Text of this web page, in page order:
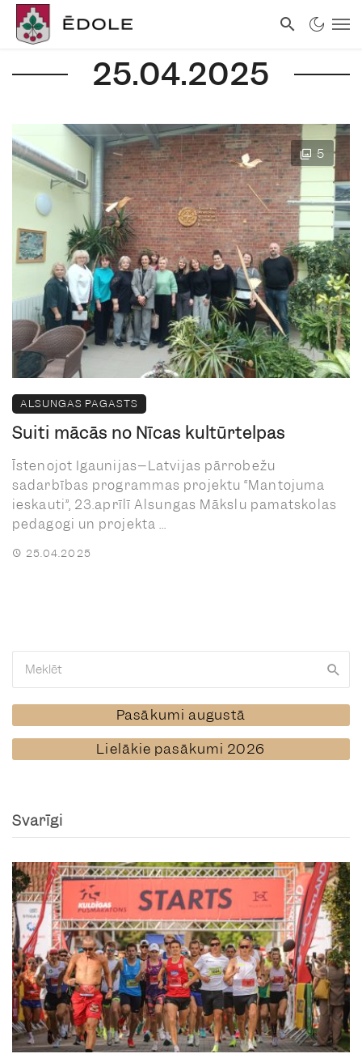
25.04.2025
5
ALSUNGAS PAGASTS
Suiti mācās no Nīcas kultūrtelpas
Īstenojot Igaunijas–Latvijas pārrobežu
sadarbības programmas projektu “Mantojuma
ieskauti”, 23.aprīlī Alsungas Mākslu pamatskolas
pedagogi un projekta ...
25.04.2025
Pasākumi augustā
Lielākie pasākumi 2026
Svarīgi